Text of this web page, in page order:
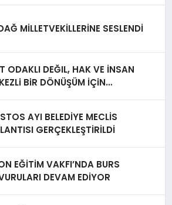
MİLLETVEKİLLERİNE SESLENDİ
ODAKLI DEĞIL, HAK VE İNSAN
BiR DÖNÜŞÜM İÇiN
AYI BELEDİYE MECLİS
GERÇEKLEŞTİRİLDİ
EĞİTİM VAKFI’NDA BURS
DEVAM EDİYOR